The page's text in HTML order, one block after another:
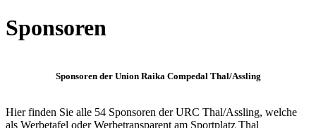
Sponsoren
Sponsoren der Union Raika Compedal Thal/Assling
Hier finden Sie alle 54 Sponsoren der URC Thal/Assling, welche
als Werbetafel oder Werbetransparent am Sportplatz Thal